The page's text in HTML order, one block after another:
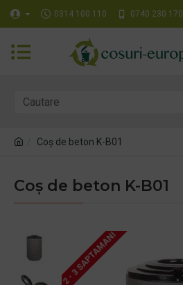
0314 100 110 0740 230 170
Coș de beton K-B01
Coș de beton K-B01
2 - 3 SAPTAMANI